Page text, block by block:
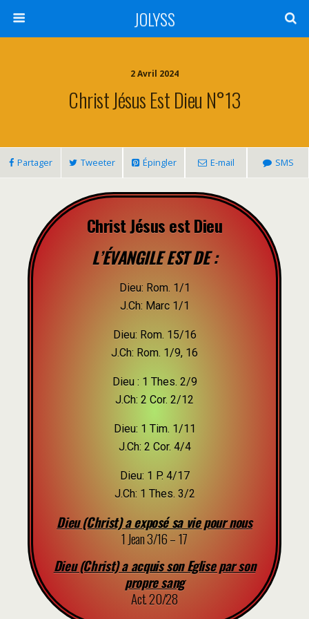
JOLYSS
2 Avril 2024
Christ Jésus Est Dieu N°13
Partager Tweeter Épingler E-mail SMS
Christ Jésus est Dieu
L’ÉVANGILE EST DE :
Dieu: Rom. 1/1
J.Ch: Marc 1/1
Dieu: Rom. 15/16
J.Ch: Rom. 1/9, 16
Dieu : 1 Thes. 2/9
J.Ch: 2 Cor. 2/12
Dieu: 1 Tim. 1/11
J.Ch: 2 Cor. 4/4
Dieu: 1 P. 4/17
J.Ch: 1 Thes. 3/2
Dieu (Christ) a exposé sa vie pour nous
1 Jean 3/16 – 17
Dieu (Christ) a acquis son Eglise par son
propre sang
Act. 20/28